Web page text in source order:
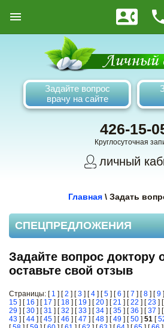
Задайте вопрос
врачу на сайте
426-15-
Круглосуточная
личный
Главная\ Задать
СПЕЦПРЕДЛОЖЕНИЯ
Задайте вопрос доктору
оставьте свой отзыв
Страницы: [ 1 ] [2 ] [3 ] [4 ] [5 ] [6 ] [7 ] [8 ] [9
15 ] [ 16 ] [ 17 ] [ 18 ] [ 19 ] [20 ] [21 ] [22 ] [23 ] [
29 ] [30 ] [31 ] [32 ] [33 ] [34 ] [35 ] [36 ] [37 ] [
43 ] [44 ] [45 ] [46 ] [47 ] [48 ] [49 ] [50 ] 51 [